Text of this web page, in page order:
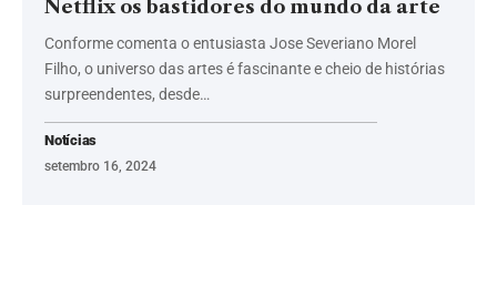
Netflix os bastidores do mundo da arte
Conforme comenta o entusiasta Jose Severiano Morel
Filho, o universo das artes é fascinante e cheio de histórias
surpreendentes, desde…
Notícias
setembro 16, 2024